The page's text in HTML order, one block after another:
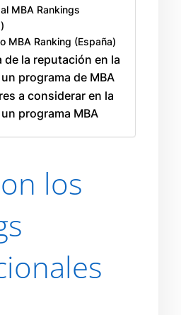
MBA Rankings
MBA Ranking (España)
de la reputación en la
programa de MBA
a considerar en la
programa MBA
los